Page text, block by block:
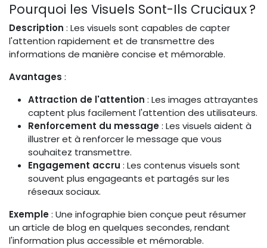
Pourquoi les Visuels Sont-Ils Cruciaux ?
Description : Les visuels sont capables de capter
l'attention rapidement et de transmettre des
informations de manière concise et mémorable.
Avantages :
Attraction de l'attention : Les images attrayantes
captent plus facilement l'attention des utilisateurs.
Renforcement du message: Les visuels aident à
illustrer et à renforcer le message que vous
souhaitez transmettre.
Engagement accru : Les contenus visuels sont
souvent plus engageants et partagés sur les
réseaux sociaux.
Exemple: Une infographie bien conçue peut résumer
un article de blog en quelques secondes, rendant
l'information plus accessible et mémorable.